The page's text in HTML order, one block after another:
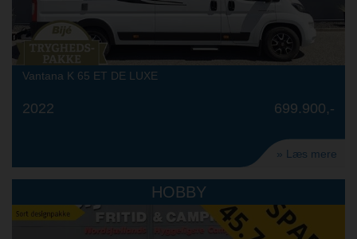
Vantana K 65 ET DE LUXE
2022 699.900,-
» Læs mere
HOBBY